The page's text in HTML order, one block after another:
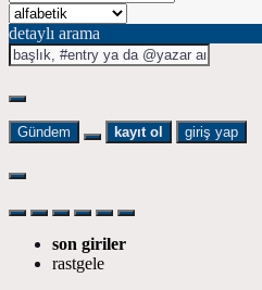
detaylı arama
Gündem kayıt ol giriş yap
son giriler
rastgele